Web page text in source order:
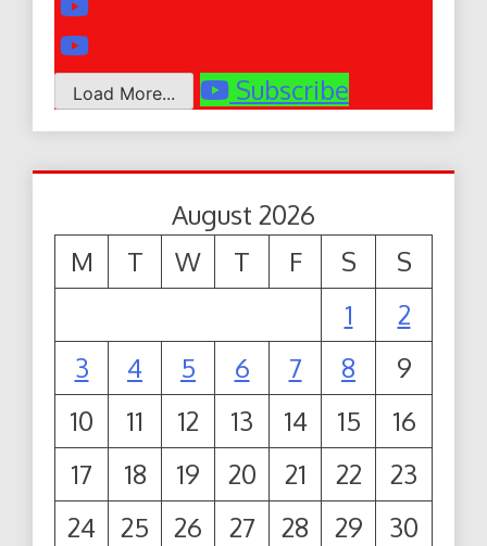
Load More... Subscribe
August 2026
M
T W T F S
S
1
2
3
4 5 6 7 8
9
10
11 12 13 14 15
16
17
18 19 20 21 22
23
24
25 26 27 28 29
30